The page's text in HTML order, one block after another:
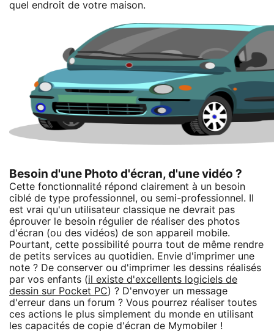
quel endroit de votre maison.
Besoin d'une Photo d'écran, d'une vidéo ?
Cette fonctionnalité répond clairement à un besoin
ciblé de type professionnel, ou semi-professionnel. Il
est vrai qu'un utilisateur classique ne devrait pas
éprouver le besoin régulier de réaliser des photos
d'écran (ou des vidéos) de son appareil mobile.
Pourtant, cette possibilité pourra tout de même rendre
de petits services au quotidien. Envie d'imprimer une
note ? De conserver ou d'imprimer les dessins réalisés
par vos enfants (il existe d'excellents logiciels de
dessin sur Pocket PC) ? D'envoyer un message
d'erreur dans un forum ? Vous pourrez réaliser toutes
ces actions le plus simplement du monde en utilisant
les capacités de copie d'écran de Mymobiler !